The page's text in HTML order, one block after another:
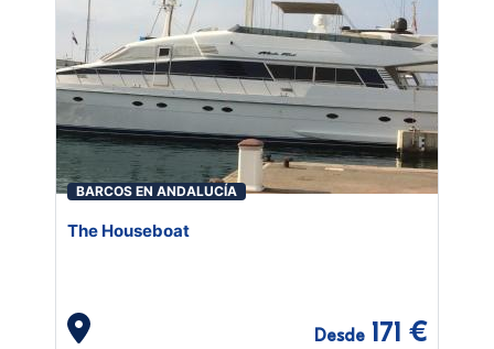
BARCOS EN ANDALUCÍA
The Houseboat
Desde 171 €